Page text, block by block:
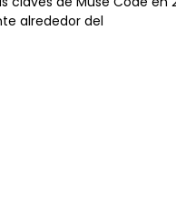
alrededor del